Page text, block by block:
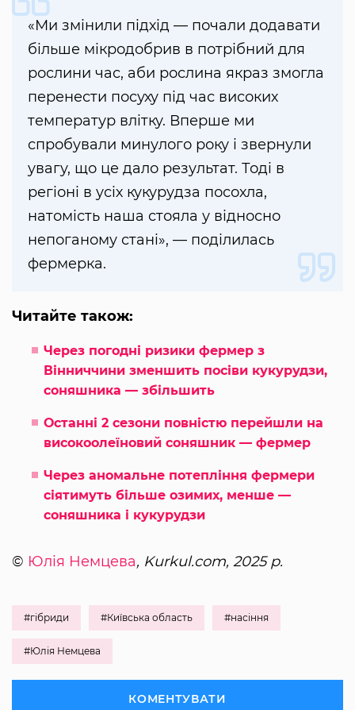
«Ми змінили підхід — почали додавати
більше мікродобрив в потрібний для
рослини час, аби рослина якраз змогла
перенести посуху під час високих
температур влітку. Вперше ми
спробували минулого року і звернули
увагу, що це дало результат. Тоді в
регіоні в усіх кукурудза посохла,
натомість наша стояла у відносно
непоганому стані», — поділилась
фермерка.
Читайте також:
Через погодні ризики фермер з
Вінниччини зменшить посіви кукурудзи,
соняшника — збільшить
Останні 2 сезони повністю перейшли на
високоолеїновий соняшник — фермер
Через аномальне потепління фермери
сіятимуть більше озимих, менше —
соняшника і кукурудзи
© Юлія Немцева, Kurkul.com, 2025 р.
#гібриди #Київська область #насіння
#Юлія Немцева
КОМЕНТУВАТИ